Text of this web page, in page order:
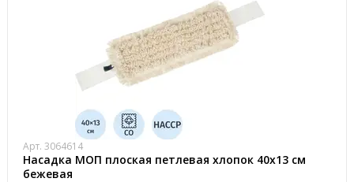
Арт. 3064614
Насадка МОП плоская петлевая хлопок 40x13 см
бежевая